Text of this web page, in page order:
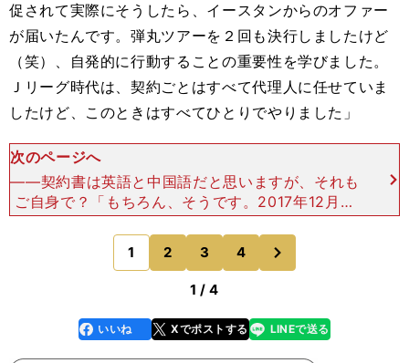
促されて実際にそうしたら、イースタンからのオファー
が届いたんです。弾丸ツアーを２回も決行しましたけど
（笑）、自発的に行動することの重要性を学びました。
Ｊリーグ時代は、契約ごとはすべて代理人に任せていま
したけど、このときはすべてひとりでやりました」
次のページへ
――契約書は英語と中国語だと思いますが、それも
ご自身で？「もちろん、そうです。2017年12月に
半年契約を結んだのが最初ですけど、交渉も契約書
もすべて英語なので、やっぱり大変でしたね。それ
でも文面は、
1 2 3 4
のページへ
1 / 4
faceboo
k
いいね Xでポストする
line LINEで送る